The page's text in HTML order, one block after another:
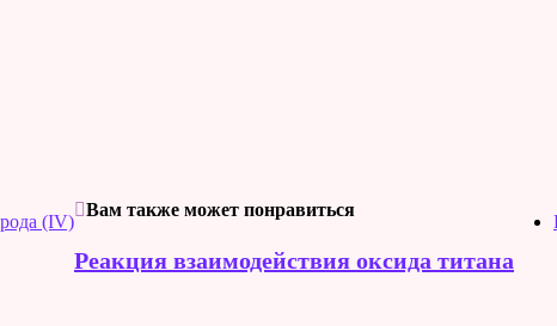
(IV)
Вам также может понравиться
Реакция взаимодействия оксида титана